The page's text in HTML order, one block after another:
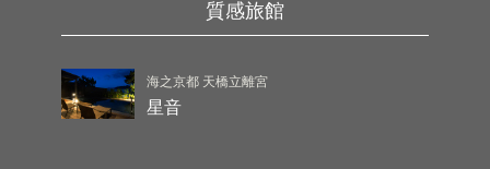
質感旅館
海之京都 天橋立離宮
星音